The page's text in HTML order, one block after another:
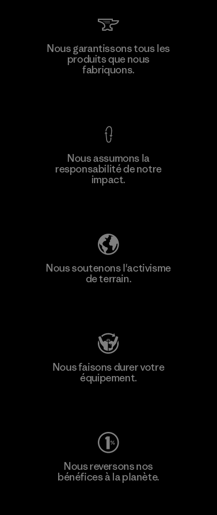
Teijin Frontier Co., Ltd.
Material-supplier
Nous garantissons tous les
produits que nous
fabriquons.
Nous assumons la
responsabilité de notre
impact.
Nous soutenons l'activisme
de terrain.
Nous faisons durer votre
équipement.
Nous reversons nos
bénéfices à la planète.